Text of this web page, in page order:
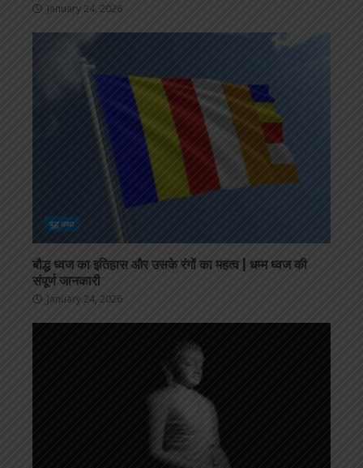
January 24, 2026
बुद्ध कथा
बौद्ध ध्वज का इतिहास और उसके रंगों का महत्व | धम्म ध्वज की
संपूर्ण जानकारी
January 24, 2026